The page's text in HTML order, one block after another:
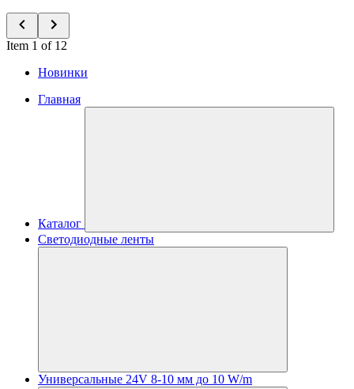
Item 1 of 12
Новинки
Главная
Каталог
Светодиодные ленты
Универсальные 24V 8-10 мм до 10 W/m